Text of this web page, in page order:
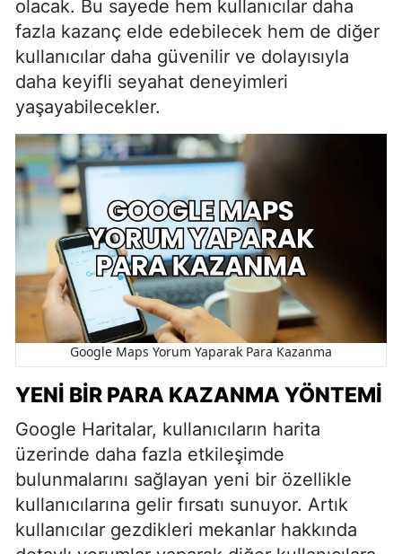
olacak. Bu sayede hem kullanıcılar daha
fazla kazanç elde edebilecek hem de diğer
kullanıcılar daha güvenilir ve dolayısıyla
daha keyifli seyahat deneyimleri
yaşayabilecekler.
Google Maps Yorum Yaparak Para Kazanma
YENI BIR PARA KAZANMA YÖNTEMI
Google Haritalar, kullanıcıların harita
üzerinde daha fazla etkileşimde
bulunmalarını sağlayan yeni bir özellikle
kullanıcılarına gelir fırsatı sunuyor. Artık
kullanıcılar gezdikleri mekanlar hakkında